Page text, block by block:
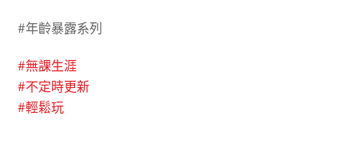
#年齡暴露系列
#無課生涯
#不定時更新
#輕鬆玩